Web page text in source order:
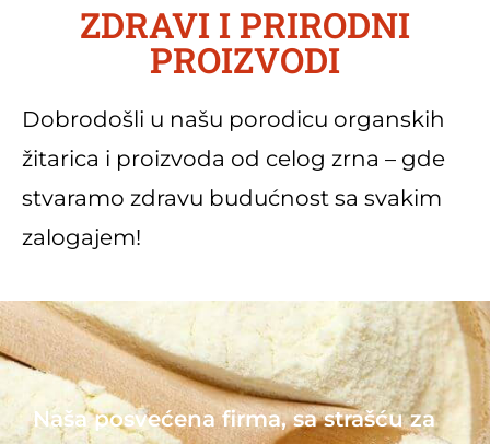
ZDRAVI I PRIRODNI
PROIZVODI
Dobrodošli u našu porodicu organskih
žitarica i proizvoda od celog zrna – gde
stvaramo zdravu budućnost sa svakim
zalogajem!
Naša posvećena firma, sa strašću za